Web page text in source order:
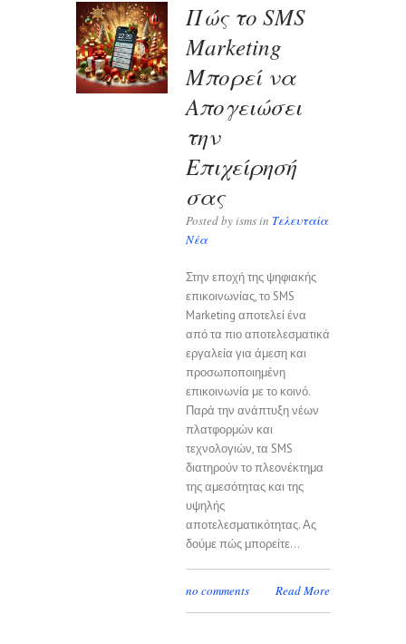
Πώς το SMS
Marketing
Μπορεί να
Απογειώσει
την
Επιχείρησή
σας
Posted by isms in Τελευταία
Νέα
Στην εποχή της ψηφιακής
επικοινωνίας, το SMS
Marketing αποτελεί ένα
από τα πιο αποτελεσματικά
εργαλεία για άμεση και
προσωποποιημένη
επικοινωνία με το κοινό.
Παρά την ανάπτυξη νέων
πλατφορμών και
τεχνολογιών, τα SMS
διατηρούν το πλεονέκτημα
της αμεσότητας και της
υψηλής
αποτελεσματικότητας. Ας
δούμε πώς μπορείτε...
no comments Read More